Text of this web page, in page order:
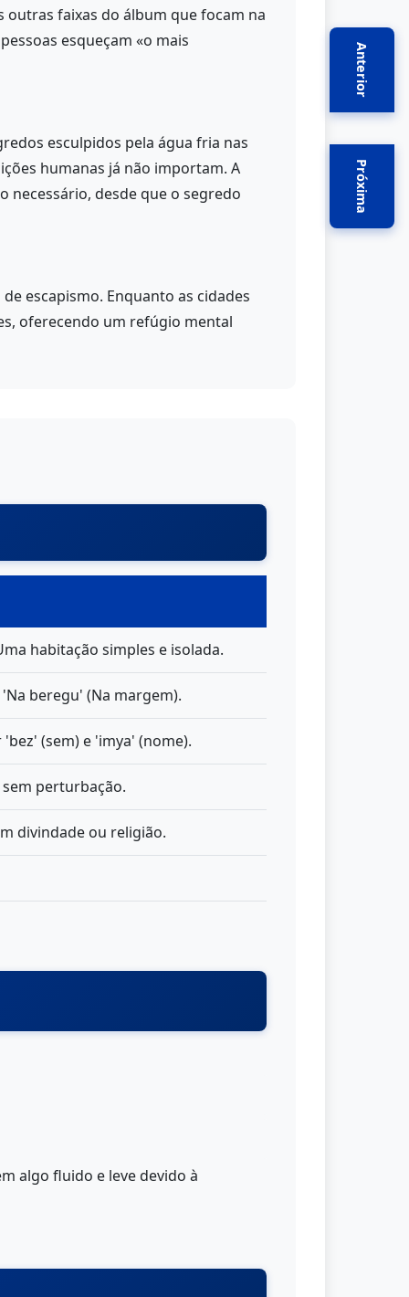
Anterior
Próxima
outras faixas do álbum que focam na
esqueçam «o mais
esculpidos pela água fria nas
humanas já não importam. A
necessário, desde que o segredo
escapismo. Enquanto as cidades
oferecendo um refúgio mental
habitação simples e isolada.
beregu' (Na margem).
(sem) e 'imya' (nome).
perturbação.
divindade ou religião.
algo fluido e leve devido à